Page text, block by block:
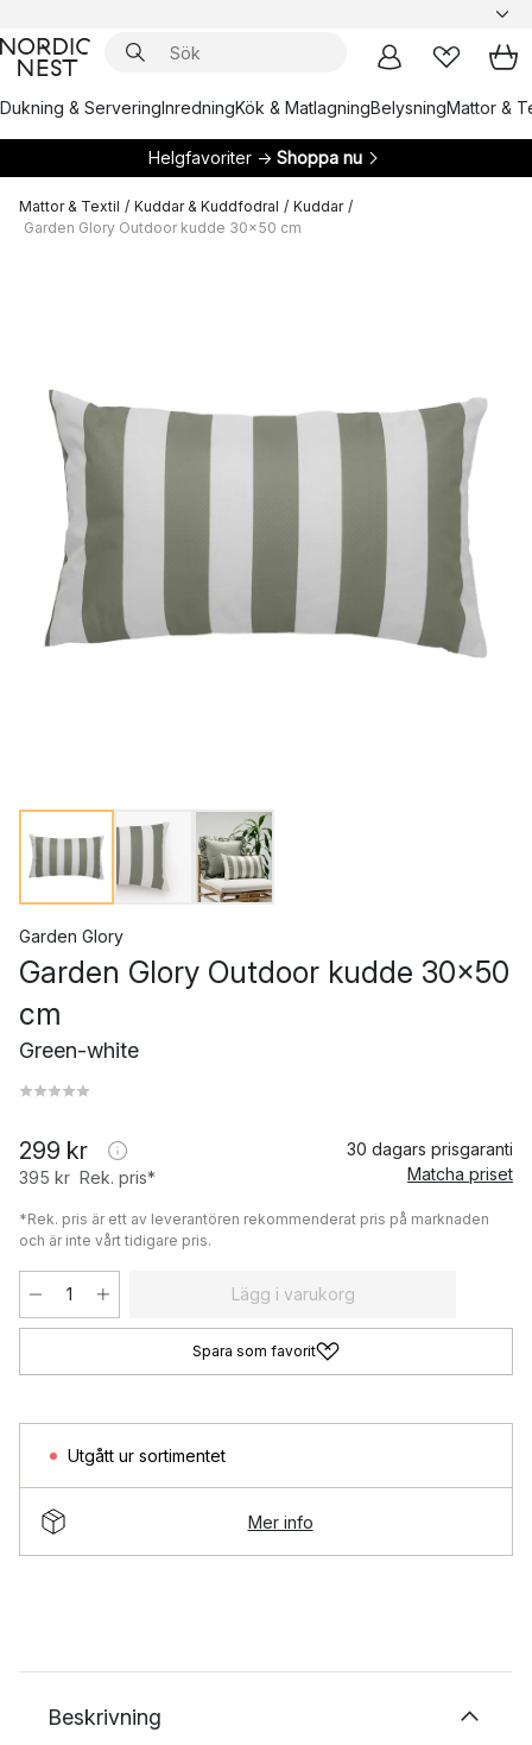
Dukning & ServeringInredningKök & MatlagningBelysningMattor &
Helgfavoriter → Shoppa nu
Mattor & Textil / Kuddar & Kuddfodral / Kuddar /
Garden Glory Outdoor kudde 30x50 cm
Garden Glory
Garden Glory Outdoor kudde 30x50
cm
Green-white
299 kr
395 kr Rek. pris*
30 dagars prisgaranti
Matcha priset
*Rek. pris är ett av leverantören rekommenderat pris på marknaden
och är inte vårt tidigare pris.
Lägg i varukorg
Spara som favorit
Utgått ur sortimentet
Mer info
Beskrivning